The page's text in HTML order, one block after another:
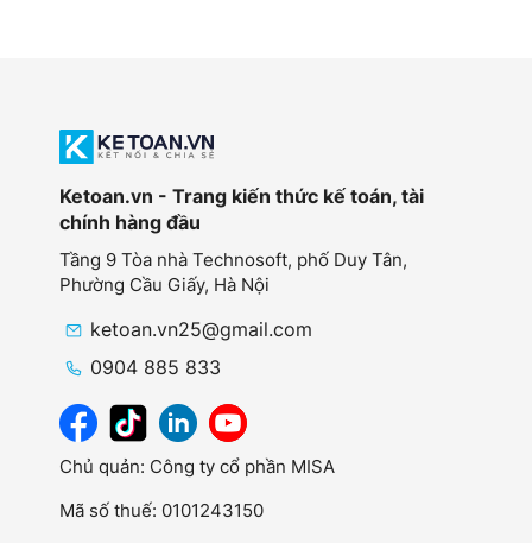
Ketoan.vn - Trang kiến thức kế toán, tài
chính hàng đầu
Tầng 9 Tòa nhà Technosoft, phố Duy Tân,
Phường Cầu Giấy, Hà Nội
ketoan.vn25@gmail.com
0904 885 833
Chủ quản: Công ty cổ phần MISA
Mã số thuế: 0101243150